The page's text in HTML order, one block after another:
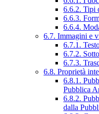
6.6.2. Tipi
6.6.3.
6.6.4.
6.7. Immagini e
6.7.1.
6.7.2.
6.7.3.
6.8. Proprietà
6.8.1.
Pubblica
6.8.2.
dalla